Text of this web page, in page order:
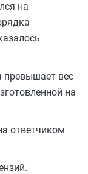
на
превышает вес
на
ответчиком